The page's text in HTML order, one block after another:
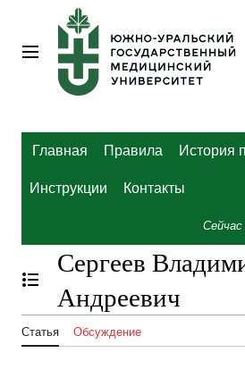
содержанию
Главное меню
Главная Правила История
Инструкции Контакты
Отобразить/Скрыть
Сергеев
Андреевич
Статья Обсуждение